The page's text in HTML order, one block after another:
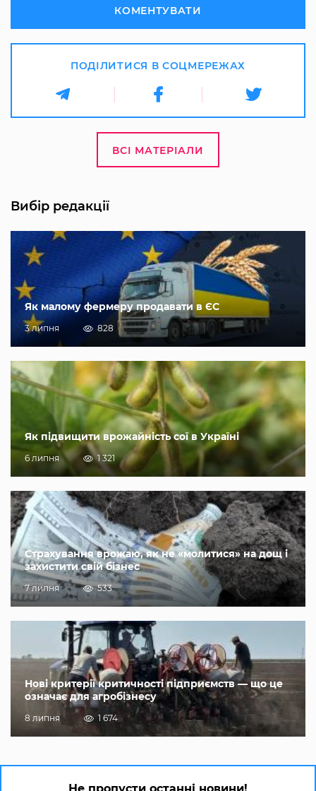
КОМЕНТУВАТИ
ПОДІЛИТИСЯ В СОЦМЕРЕЖАХ
ВСІ МАТЕРІАЛИ
Вибір редакції
Як малому фермеру продавати в ЄС
3 липня 828
Як підвищити врожайність сої в Україні
6 липня 1 321
Страхування врожаю, як не «молитися» на дощ і
захистити свій бізнес
7 липня 533
Нові критерії критичності підприємств — що це
означає для агробізнесу
8 липня 1 674